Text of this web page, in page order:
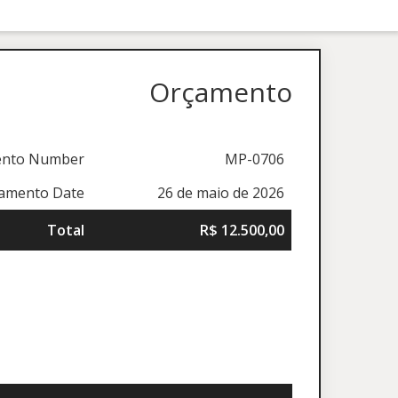
Orçamento
Number
MP-0706
Date
26 de maio de 2026
Total
R$ 12.500,00